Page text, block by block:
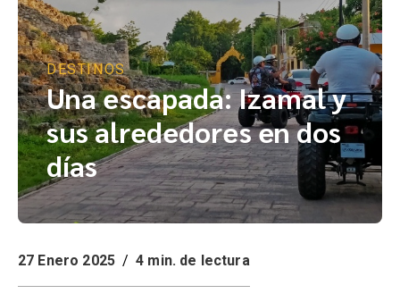
DESTINOS
Una escapada: Izamal y
sus alrededores en dos
días
27 Enero 2025 / 4 min. de lectura